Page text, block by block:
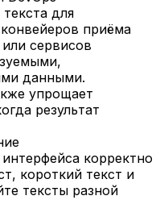
для
приёма
сервисов
данными.
упрощает
результат
корректно
короткий текст и
тексты разной